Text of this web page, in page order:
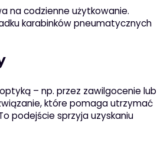
na codzienne użytkowanie.
karabinków pneumatycznych
– np. przez zawilgocenie lub
które pomaga utrzymać
podejście sprzyja uzyskaniu